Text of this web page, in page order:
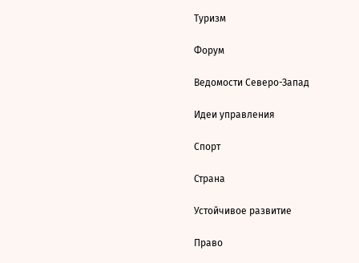
Туризм
Форум
Ведомости Северо-Запад
Идеи управления
Спорт
Страна
Устойчивое развитие
Право